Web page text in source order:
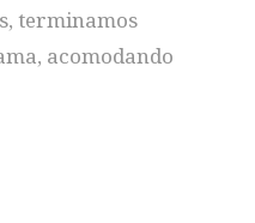
terminamos
acomodando